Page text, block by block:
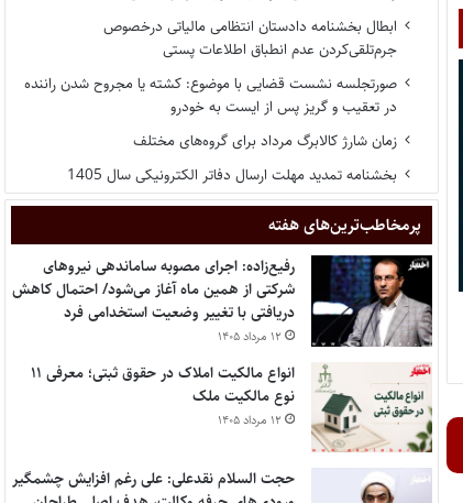
ابطال بخشنامه دادستان انتظامی مالیاتی درخصوص
جرم‌تلقی‌کردن عدم انطباق اطلاعات پستی
صورتجلسه نشست قضایی با موضوع: کشته یا مجروح شدن راننده
در تعقیب و گریز پس از ایست به خودرو
زمان شارژ کالابرگ مرداد برای گروه‌های مختلف
بخشنامه تمدید مهلت ارسال دفاتر الکترونیکی سال 1405
پر‌مخاطب‌ترین‌های هفته
رفیع‌زاده: اجرای مصوبه ساماندهی نیروهای
شرکتی از همین ماه آغاز می‌شود/ احتمال کاهش
دریافتی با تغییر وضعیت استخدامی فرد
۱۲ مرداد ۱۴۰۵
انواع مالکیت املاک در حقوق ثبتی؛ معرفی ۱۱
نوع مالکیت ملک
۱۲ مرداد ۱۴۰۵
حجت السلام نقدعلی: علی رغم افزایش چشمگیر